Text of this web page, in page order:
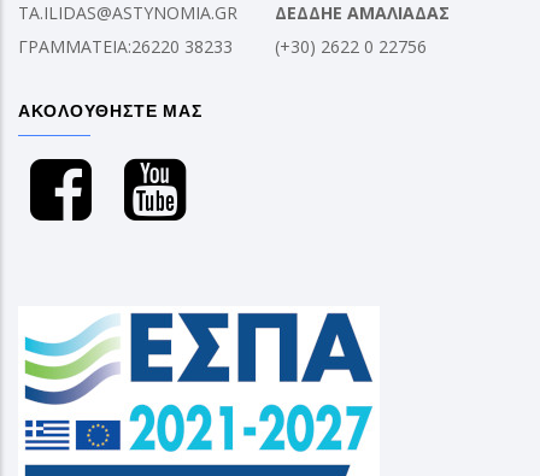
TA.ILIDAS@ASTYNOMIA.GR
ΓΡΑΜΜΑΤΕΙΑ:26220 38233
ΔΕΔΔΗΕ ΑΜΑΛΙΑΔΑΣ
(+30) 2622 0 22756
ΑΚΟΛΟΥΘΗΣΤΕ ΜΑΣ